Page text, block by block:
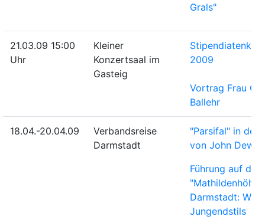
Grals"
21.03.09 15:00
Uhr
Kleiner
Konzertsaal im
Gasteig
2009
Vortrag Frau
Ballehr
18.04.-20.04.09
Verbandsreise
Darmstadt
"Parsifal" in der
von John Dew
Führung auf der
"Mathildenhöhe"
Darmstadt:
Jungendstils